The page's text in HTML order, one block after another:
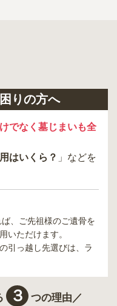
りの方へ
でなく墓じまいも全
はいくら？ 」などを
、ご先祖様のご遺骨を
いただけます。
引っ越し先選びは、ラ
３ つの理由／